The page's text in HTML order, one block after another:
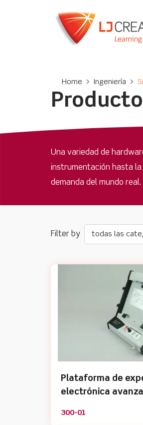
Home > Ingeniería >
Una variedad de
instrumentación hasta la
demanda del mundo real.
todas las
Plataforma de
electrónica
300-01